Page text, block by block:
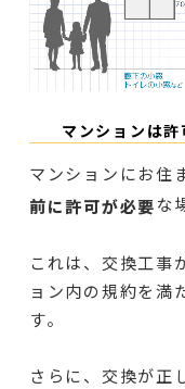
マンションは許
マンションにお住
前に許可が必要な
これは、交換工事
ョン内の規約を満
す。
さらに、交換が正